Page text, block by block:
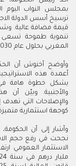
بمجلس النواب اليوم
ترسيخ أسس الدولة
قيمة مضافة عالية.
تنموية طموحة تسعى
المغربي بحلول عام 2030، باعتبارها فرصة تاريخية لتسريع هذا التحول.
وأوضح أخنوش أن
أعمدة هذه
يشكل خطوة هامة في
والأجنبية. وبيّن أن
والإصلاحات التي تهدف
كوجهة استثمارية
وأشار إلى أن الحكومة،
نجحت في رفع حجم